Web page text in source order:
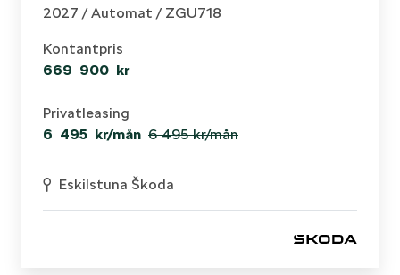
2027 /Automat / ZGU718
Kontantpris
669 900 kr
Privatleasing
6 495 kr/mån 6 495 kr/mån
Eskilstuna Škoda